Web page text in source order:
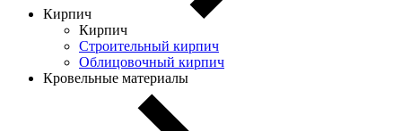
Кирпич
Кирпич
Строительный кирпич
Облицовочный кирпич
Кровельные материалы